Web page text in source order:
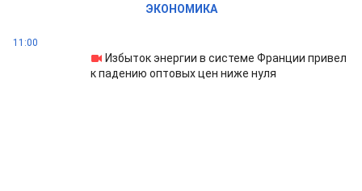
ЭКОНОМИКА
11:00
Избыток энергии в системе Франции привел
к падению оптовых цен ниже нуля